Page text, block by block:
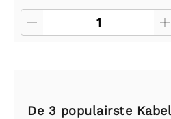
De 3 populairste